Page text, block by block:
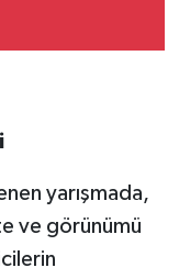
yarışmada,
ve görünümü